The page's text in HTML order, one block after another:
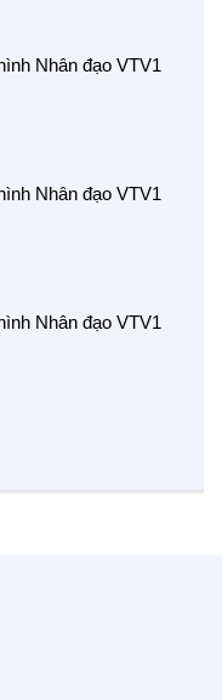
Nhân đạo VTV1
Nhân đạo VTV1
Nhân đạo VTV1